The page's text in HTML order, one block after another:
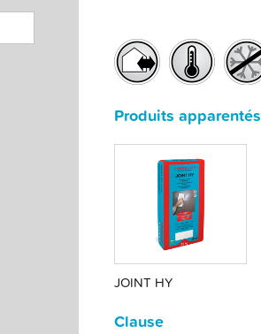
Produits apparentés
JOINT HY
Clause